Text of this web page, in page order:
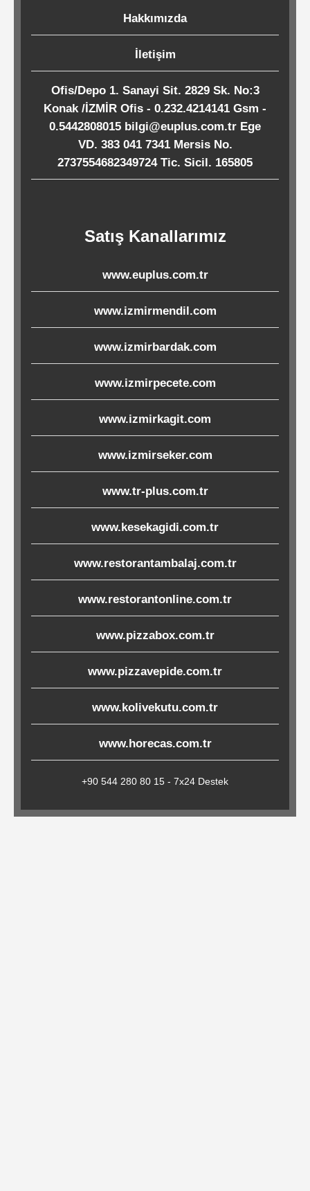
Temizlik
Köpük
Kaseler
Tabaklar
Ürünleri
Melamin
Porselen-
Seramik
Cam
Buklet
Ürünler
Poşetler
Torbaları
Tepsi
Altlıkları
Amerikan
Servisler
&
Kağıt
Hakkımızda
İletişim
Ofis/Depo 1. Sanayi Sit. 2829 Sk. No:3
Konak /İZMİR Ofis - 0.232.4214141 Gsm -
0.5442808015 bilgi@euplus.com.tr Ege
VD. 383 041 7341 Mersis No.
2737554682349724 Tic. Sicil. 165805
Satış Kanallarımız
www.euplus.com.tr
www.izmirmendil.com
www.izmirbardak.com
www.izmirpecete.com
www.izmirkagit.com
www.izmirseker.com
www.tr-plus.com.tr
www.kesekagidi.com.tr
www.restorantambalaj.com.tr
www.restorantonline.com.tr
www.pizzabox.com.tr
www.pizzavepide.com.tr
www.kolivekutu.com.tr
www.horecas.com.tr
+90 544 280 80 15 - 7x24 Destek